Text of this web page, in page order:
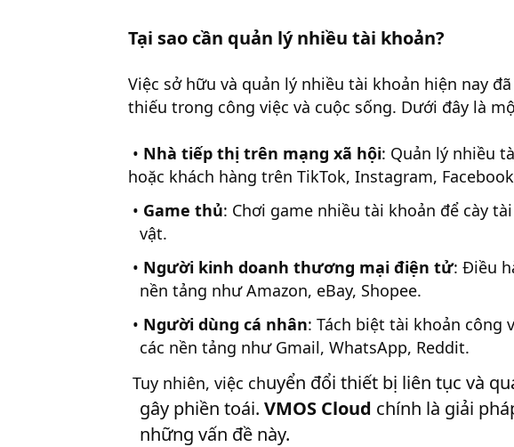
Tại sao cần quản lý nhiều tài khoản?
Việc sở hữu và quản lý nhiều tài khoản hiện nay
thiếu trong công việc và cuộc sống. Dưới đây là
• Nhà tiếp thị trên mạng xã hội: Quản lý nhiều
hoặc khách hàng trên TikTok, Instagram,
• Game thủ: Chơi game nhiều tài khoản để cày
vật.
• Người kinh doanh thương mại điện tử: Điều
nền tảng như Amazon, eBay, Shopee.
• Người dùng cá nhân: Tách biệt tài khoản công
các nền tảng như Gmail, WhatsApp, Reddit.
Tuy nhiên, việc chuyển đổi thiết bị liên tục và
gây phiền toái. VMOS Cloud chính là giải
những vấn đề này.